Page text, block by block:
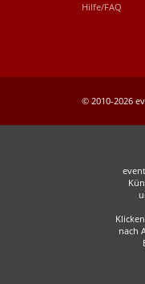
Hilfe/FAQ
© 2010-2026
nach